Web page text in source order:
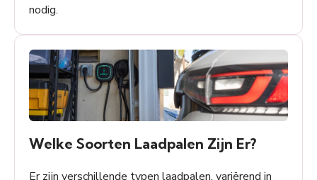
nodig.
Welke Soorten Laadpalen Zijn Er?
Er zijn verschillende typen laadpalen, variërend in